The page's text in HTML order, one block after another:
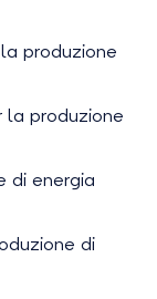
produzione
la produzione
di energia
di